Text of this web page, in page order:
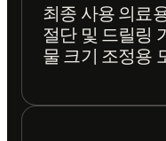
최종 사용 의료
절단 및 드릴링
물 크기 조정용